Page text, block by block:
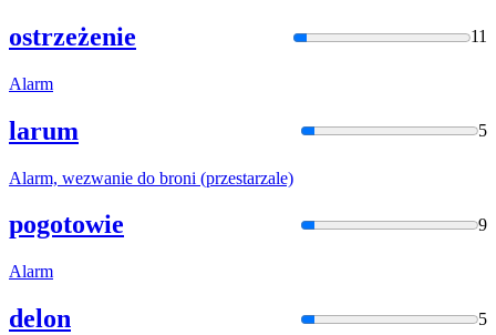
ostrzeżenie 11
Alarm
larum 5
Alarm, wezwanie do broni (przestarzale)
pogotowie 9
Alarm
delon 5